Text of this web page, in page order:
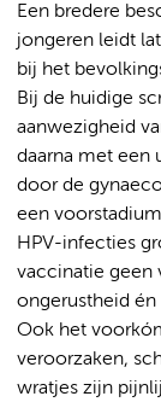
Een bredere
jongeren leidt
bij het
Bij de huidige
aanwezigheid
daarna met een
door de
een
HPV-infecties
vaccinatie geen
ongerustheid
Ook het
veroorzaken,
wratjes zijn